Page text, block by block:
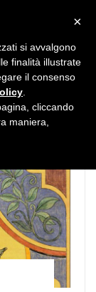
×
si avvalgono
finalità illustrate
il consenso
cliccando
maniera,